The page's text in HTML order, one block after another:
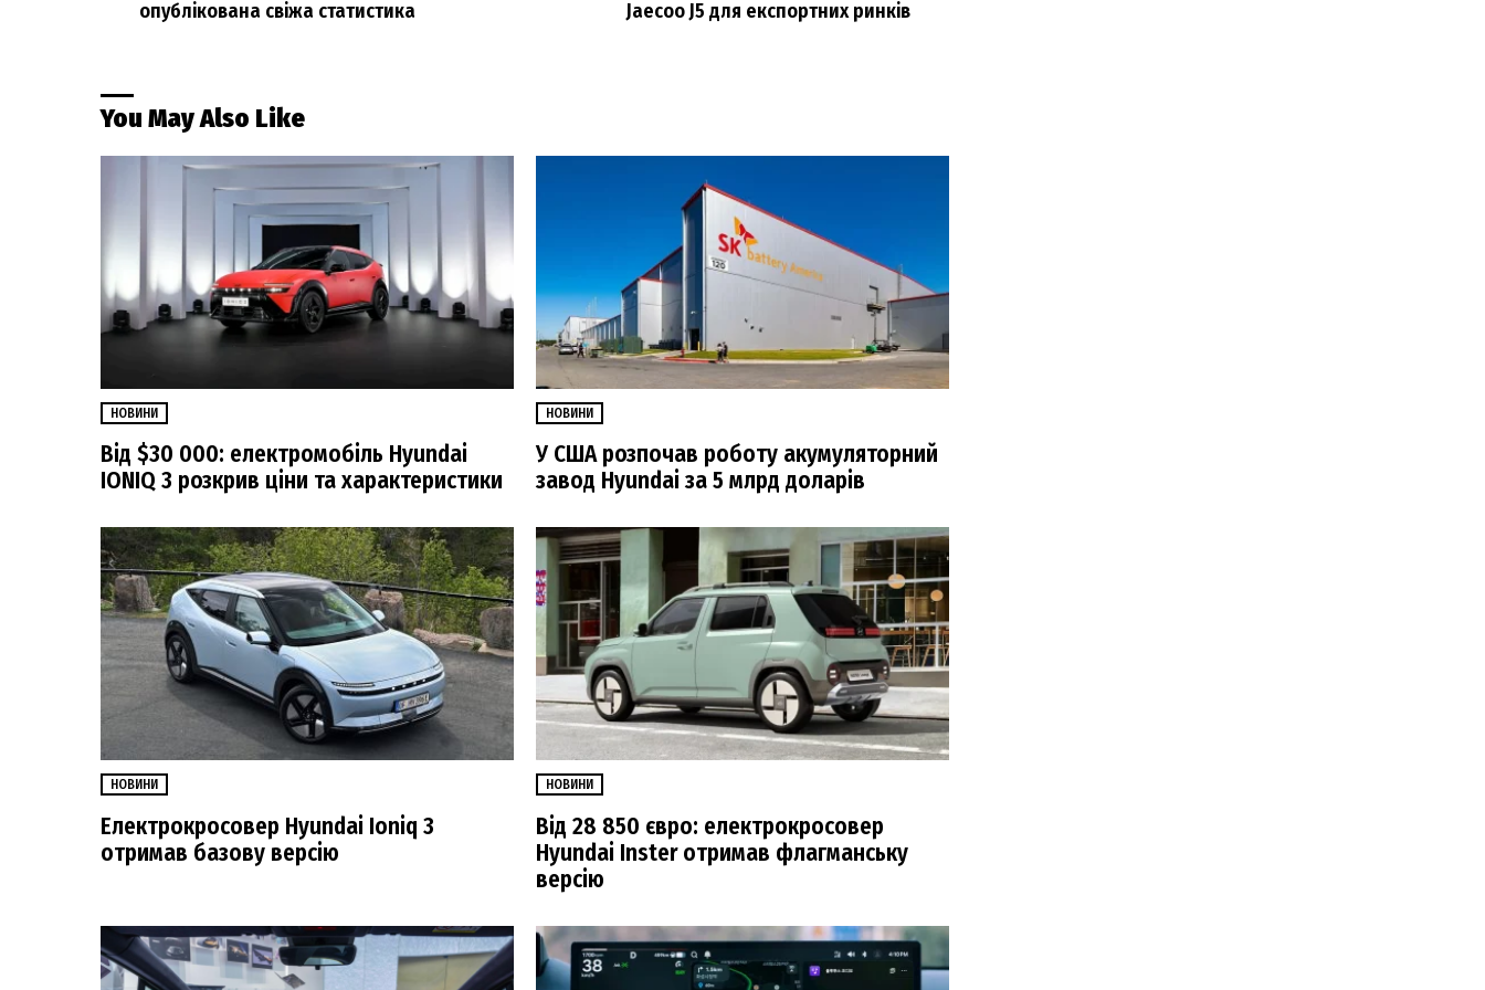
опублікована свіжа статистика Jaecoo J5 для експортних ринків
You May Also Like
НОВИНИ
Від $30 000: електромобіль Hyundai
IONIQ 3 розкрив ціни та характеристики
НОВИНИ
У США розпочав роботу акумуляторний
завод Hyundai за 5 млрд доларів
НОВИНИ
Електрокросовер Hyundai Ioniq 3
отримав базову версію
НОВИНИ
Від 28 850 євро: електрокросовер
Hyundai Inster отримав флагманську
версію